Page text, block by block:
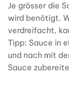
Je grösser die
wird benötigt.
verdreifacht,
Tipp: Sauce in
und nach mit
Sauce